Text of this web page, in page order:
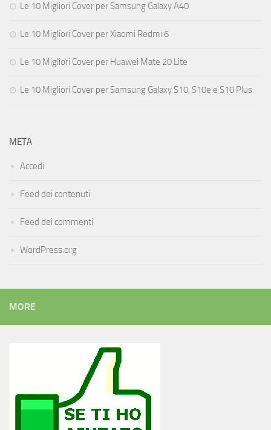
Le 10 Migliori Cover per Samsung Galaxy A40
Le 10 Migliori Cover per Xiaomi Redmi 6
Le 10 Migliori Cover per Huawei Mate 20 Lite
Le 10 Migliori Cover per Samsung Galaxy S10, S10e e S10 Plus
META
Accedi
Feed dei contenuti
Feed dei commenti
WordPress.org
MORE